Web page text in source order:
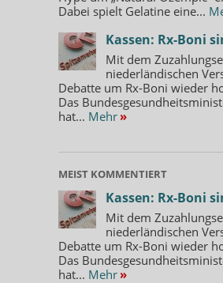
Dabei spielt Gelatine eine...
Kassen: Rx-Boni
Mit dem
niederländischen
Debatte um Rx-Boni wieder
Das
hat... Mehr »
MEIST KOMMENTIERT
Kassen: Rx-Boni
Mit dem
niederländischen
Debatte um Rx-Boni wieder
Das
hat... Mehr »